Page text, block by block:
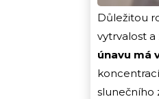
Důležitou
vytrvalost
únavu má
slunečního